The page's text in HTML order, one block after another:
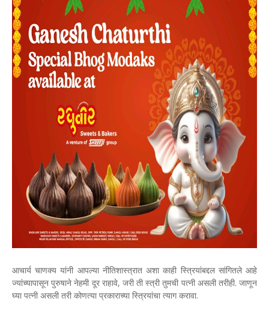
आचार्य चाणक्य यांनी आपल्या नीतिशास्त्रात अशा काही स्त्रियांबद्दल सांगितले आहे
ज्यांच्यापासून पुरुषाने नेहमी दूर राहावे, जरी ती स्त्री तुमची पत्नी असली तरीही. जाणून
घ्या पत्नी असली तरी कोणत्या प्रकाराच्या स्त्रियांचा त्याग करावा.